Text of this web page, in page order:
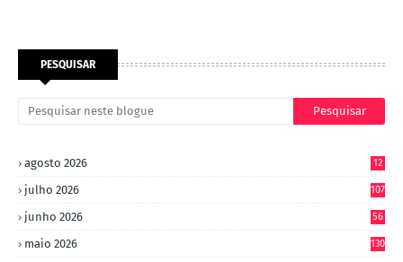
PESQUISAR
agosto 2026 12
julho 2026 107
junho 2026 56
maio 2026 130